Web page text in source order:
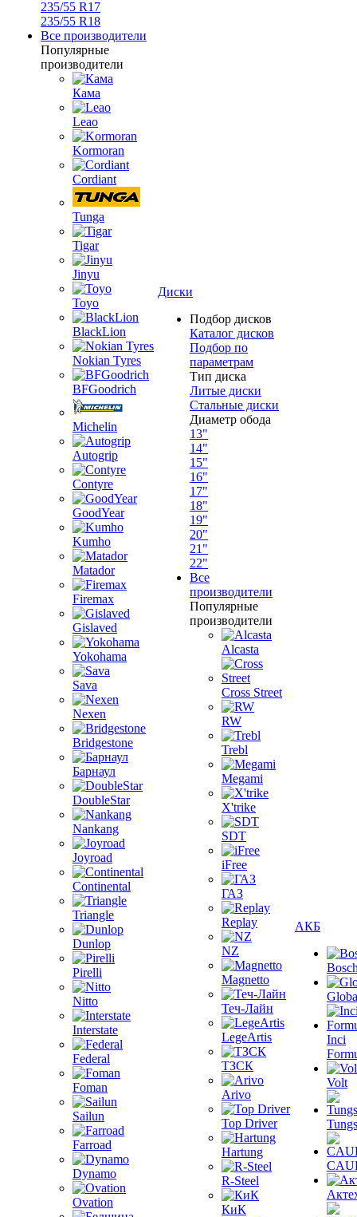
235/55 R17
235/55 R18
Все производители
Популярные
производители
Кама
Leao
Kormoran
Cordiant
Tunga
Tigar
Jinyu
Toyo
BlackLion
Nokian Tyres
BFGoodrich
Michelin
Autogrip
Contyre
GoodYear
Kumho
Matador
Firemax
Gislaved
Yokohama
Sava
Nexen
Bridgestone
Барнаул
DoubleStar
Nankang
Joyroad
Continental
Triangle
Dunlop
Pirelli
Nitto
Interstate
Federal
Foman
Sailun
Farroad
Dynamo
Ovation
Диски
Подбор дисков
Каталог дисков
Подбор по
параметрам
Тип диска
Литые диски
Стальные диски
Диаметр обода
13"
14"
15"
16"
17"
18"
19"
20"
21"
22"
Все
производители
Популярные
производители
Alcasta
Cross Street
RW
Trebl
Megami
X'trike
SDT
iFree
ГАЗ
Replay
NZ
Magnetto
Теч-Лайн
LegeArtis
ТЗСК
Arivo
Top Driver
Hartung
R-Steel
КиК
АКБ
Inci
Volt